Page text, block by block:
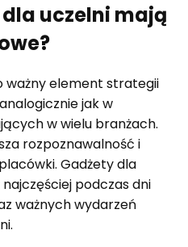
uczelni mają
ważny element strategii
jak w
w wielu branżach.
rozpoznawalność i
Gadżety dla
podczas dni
ważnych wydarzeń